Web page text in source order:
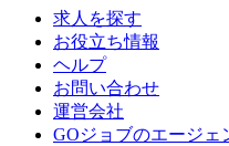
求人を探す
お役立ち情報
ヘルプ
お問い合わせ
運営会社
GOジョブのエージェ